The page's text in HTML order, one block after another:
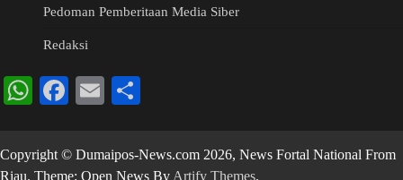
Pedoman Pemberitaan Media Siber
Redaksi
WhatsApp
Facebook
Email
Copyright © Dumaipos-News.com 2026, News Fortal National From
Riau. Theme: Open News By Artify Themes.